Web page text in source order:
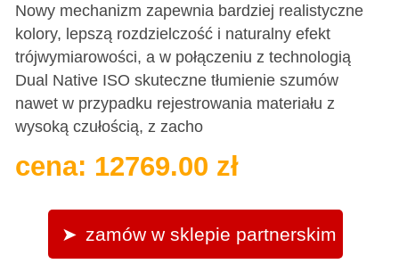
Nowy mechanizm zapewnia bardziej realistyczne
kolory, lepszą rozdzielczość i naturalny efekt
trójwymiarowości, a w połączeniu z technologią
Dual Native ISO skuteczne tłumienie szumów
nawet w przypadku rejestrowania materiału z
wysoką czułością, z zacho
cena: 12769.00 zł
zamów w sklepie partnerskim